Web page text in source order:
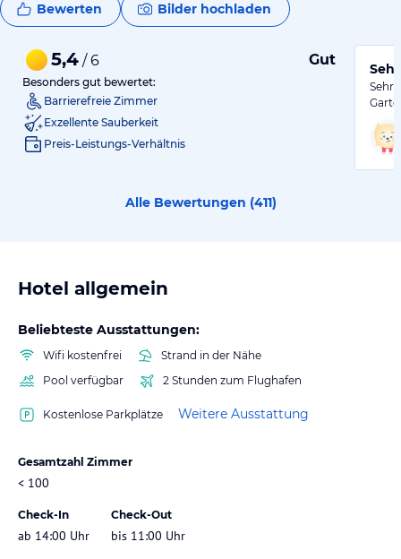
Bewerten Bilder hochladen
5,4 / 6 Gut
Besonders gut bewertet:
Barrierefreie Zimmer
Exzellente Sauberkeit
Preis-Leistungs-Verhältnis
Sehr
Alle Bewertungen (411)
Hotel allgemein
Beliebteste Ausstattungen:
Wifi kostenfrei
Strand in der Nähe
Pool verfügbar
2 Stunden zum Flughafen
Kostenlose Parkplätze Weitere Ausstattung
Gesamtzahl Zimmer
< 100
Check-In
ab 14:00 Uhr
Check-Out
bis 11:00 Uhr